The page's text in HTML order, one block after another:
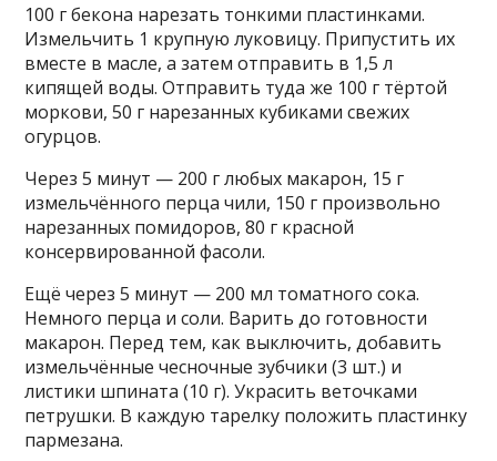
100 г бекона нарезать тонкими пластинками.
Измельчить 1 крупную луковицу. Припустить их
вместе в масле, а затем отправить в 1,5 л
кипящей воды. Отправить туда же 100 г тёртой
моркови, 50 г нарезанных кубиками свежих
огурцов.
Через 5 минут — 200 г любых макарон, 15 г
измельчённого перца чили, 150 г произвольно
нарезанных помидоров, 80 г красной
консервированной фасоли.
Ещё через 5 минут — 200 мл томатного сока.
Немного перца и соли. Варить до готовности
макарон. Перед тем, как выключить, добавить
измельчённые чесночные зубчики (3 шт.) и
листики шпината (10 г). Украсить веточками
петрушки. В каждую тарелку положить пластинку
пармезана.